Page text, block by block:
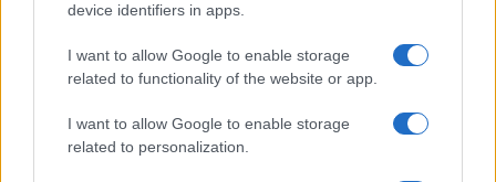
device identifiers in apps.
I want to allow Google to enable storage
related to functionality of the website or app.
I want to allow Google to enable storage
related to personalization.
13
Leggi i commenti